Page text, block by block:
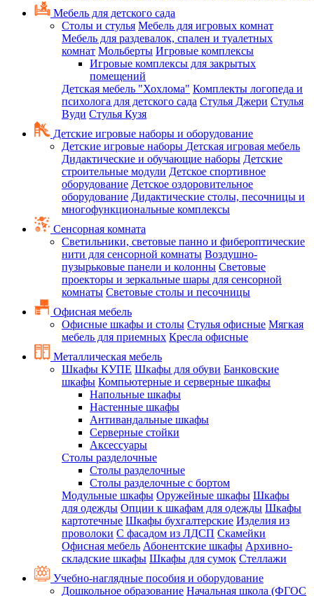
Мебель для детского сада
Столы и стулья Мебель для игровых комнат
Мебель для раздевалок, спален и туалетных
комнат Мольберты Игровые комплексы
Игровые комплексы для закрытых
помещений
Детская мебель "Хохлома" Комплекты логопеда и
психолога для детского сада Стулья Джери Стулья
Вуди Стулья Кузя
Детские игровые наборы и оборудование
Детские игровые наборы Детская игровая мебель
Дидактические и обучающие наборы Детские
строительные модули Детское спортивное
оборудование Детское оздоровительное
оборудование Дидактические столы, песочницы и
многофункциональные комплексы
Сенсорная комната
Светильники, световые панно и фибероптические
нити для сенсорной комнаты Воздушно-
пузырьковые панели и колонны Световые
проекторы и зеркальные шары для сенсорной
комнаты Световые столы и песочницы
Офисная мебель
Офисные шкафы и столы Стулья офисные Мягкая
мебель для приемных Кресла офисные
Металлическая мебель
Шкафы КУПЕ Шкафы для обуви Банковские
шкафы Компьютерные и серверные шкафы
Напольные шкафы
Настенные шкафы
Антивандальные шкафы
Серверные стойки
Аксессуары
Столы разделочные
Столы разделочные
Столы разделочные с бортом
Модульные шкафы Оружейные шкафы Шкафы
для одежды Опции к шкафам для одежды Шкафы
картотечные Шкафы бухгалтерские Изделия из
проволоки С фасадом из ЛДСП Скамейки
Офисная мебель Абонентские шкафы Архивно-
складские шкафы Шкафы для сумок Стеллажи
Учебно-наглядные пособия и оборудование
Дошкольное образование Начальная школа (ФГОС